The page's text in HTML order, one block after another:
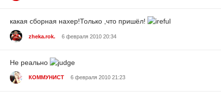
какая сборная нахер!Только ,что пришёл!
zheka.rok. 6 февраля 2010 20:34
Не реально
КОММУНИСТ 6 февраля 2010 21:23